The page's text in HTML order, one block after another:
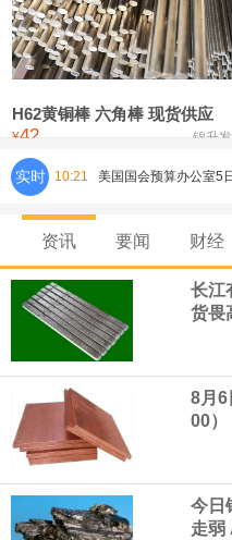
铸造铝合金锭(ZLD104)
压铸锌合金锭 26,250—26,450
氯化镍 38,300—40,300
H62黄铜棒 六角棒 现货供应
¥42 锦升发
实时 10:21 美国国会预算办公室5
的海军全新核动力“黄
亿美元。其中，首艘“
高50%。
芝加哥期权交易所全
INC）：CBOE 欧洲清
业务拓展至固定收益品
资讯 要闻 财经
长江
货畏
8月6
00）
今日
走弱